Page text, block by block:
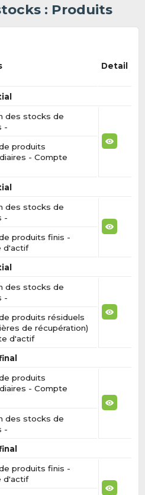
: Produits
Detail
des stocks de
-
produits
- Compte
des stocks de
-
produits finis -
d'actif
des stocks de
-
produits résiduels
de récupération)
d'actif
produits
- Compte
des stocks de
-
produits finis -
d'actif